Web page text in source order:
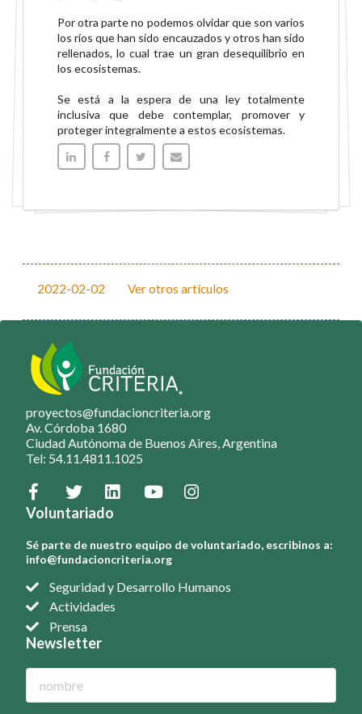
Por otra parte no podemos olvidar que son varios
los ríos que han sido encauzados y otros han sido
rellenados, lo cual trae un gran desequilibrio en
los ecosistemas.
Se está a la espera de una ley totalmente
inclusiva que debe contemplar, promover y
proteger integralmente a estos ecosistemas.
2022-02-02 Ver otros artículos
proyectos@fundacioncriteria.org
Av. Córdoba 1680
Ciudad Autónoma de Buenos Aires, Argentina
Tel: 54.11.4811.1025
Voluntariado
Sé parte de nuestro equipo de voluntariado, escribinos a:
info@fundacioncriteria.org
Seguridad y Desarrollo Humanos
Actividades
Prensa
Newsletter